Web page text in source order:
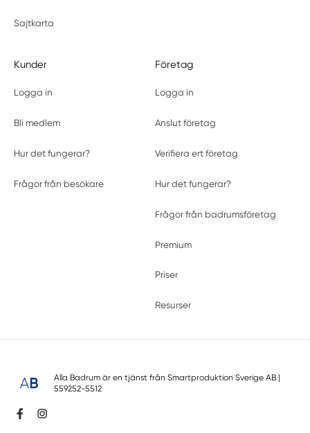
Sajtkarta
Kunder
Logga in
Bli medlem
Hur det fungerar?
Frågor från besökare
Företag
Logga in
Anslut företag
Verifiera ert företag
Hur det fungerar?
Frågor från badrumsföretag
Premium
Priser
Resurser
Alla Badrum är en tjänst från Smartproduktion Sverige AB|
559252-5512